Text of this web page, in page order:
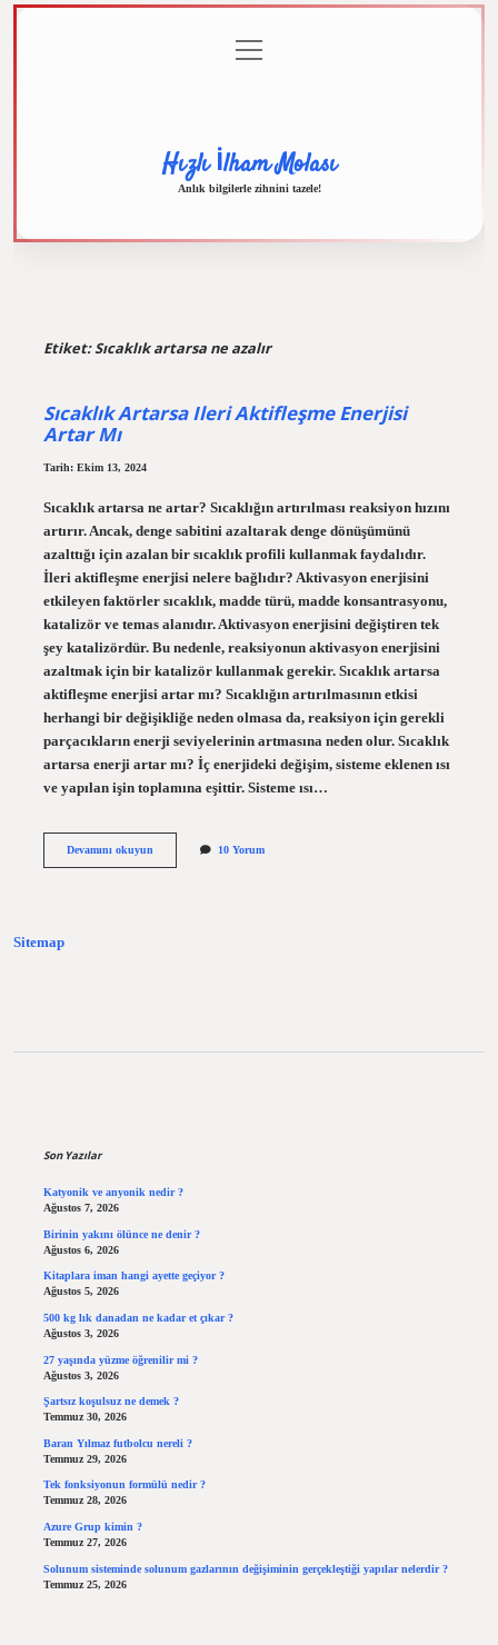
menüyü
aç
Hızlı İlham Molası
Anlık bilgilerle zihnini tazele!
Etiket:Sıcaklık artarsa ne azalır
Sıcaklık Artarsa Ileri Aktifleşme Enerjisi
Artar Mı
Tarih: Ekim 13, 2024
Sıcaklık artarsa ne artar? Sıcaklığın artırılması reaksiyon hızını
artırır. Ancak, denge sabitini azaltarak denge dönüşümünü
azalttığı için azalan bir sıcaklık profili kullanmak faydalıdır.
İleri aktifleşme enerjisi nelere bağlıdır? Aktivasyon enerjisini
etkileyen faktörler sıcaklık, madde türü, madde konsantrasyonu,
katalizör ve temas alanıdır. Aktivasyon enerjisini değiştiren tek
şey katalizördür. Bu nedenle, reaksiyonun aktivasyon enerjisini
azaltmak için bir katalizör kullanmak gerekir. Sıcaklık artarsa
aktifleşme enerjisi artar mı? Sıcaklığın artırılmasının etkisi
herhangi bir değişikliğe neden olmasa da, reaksiyon için gerekli
parçacıkların enerji seviyelerinin artmasına neden olur. Sıcaklık
artarsa enerji artar mı? İç enerjideki değişim, sisteme eklenen ısı
ve yapılan işin toplamına eşittir. Sisteme ısı…
Devamını okuyunSıcaklık
10 Yorum
Sitemap
Son Yazılar
Katyonik ve anyonik nedir ?
Ağustos 7, 2026
Birinin yakını ölünce ne denir ?
Ağustos 6, 2026
Kitaplara iman hangi ayette geçiyor ?
Ağustos 5, 2026
500 kg lık danadan ne kadar et çıkar ?
Ağustos 3, 2026
27 yaşında yüzme öğrenilir mi ?
Ağustos 3, 2026
Şartsız koşulsuz ne demek ?
Temmuz 30, 2026
Baran Yılmaz futbolcu nereli ?
Temmuz 29, 2026
Tek fonksiyonun formülü nedir ?
Temmuz 28, 2026
Azure Grup kimin ?
Temmuz 27, 2026
Solunum sisteminde solunum gazlarının değişiminin gerçekleştiği yapılar nelerdir ?
Temmuz 25, 2026